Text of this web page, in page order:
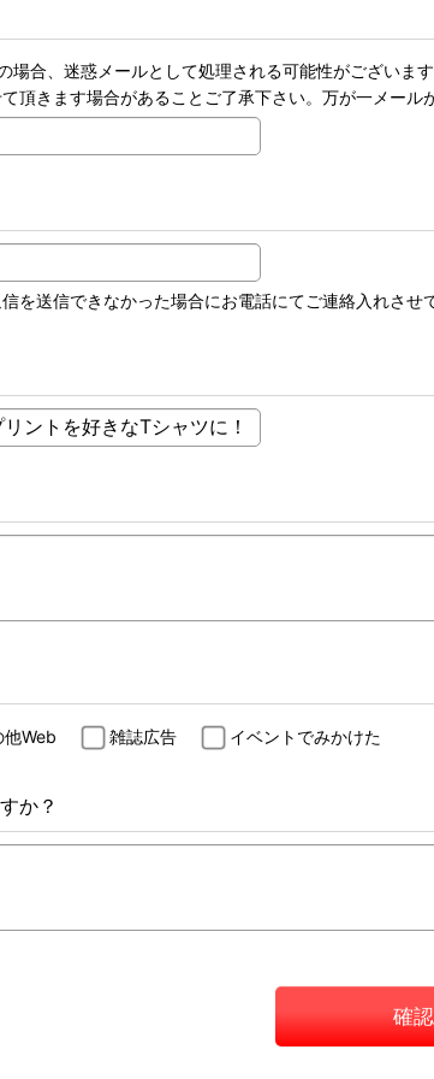
場合、迷惑メールとして処理される可能性がござい
頂きます場合があることご了承下さい。万が一メール
を送信できなかった場合にお電話にてご連絡入れさせ
他Web 雑誌広告 イベントでみかけた
か？
確